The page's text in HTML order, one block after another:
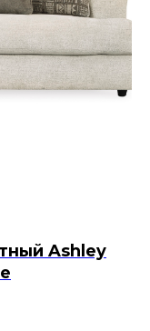
Ashley